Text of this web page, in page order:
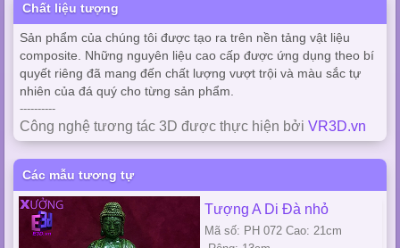
Chất liệu tượng
Sản phẩm của chúng tôi được tạo ra trên nền tảng vật liệu
composite. Những nguyên liệu cao cấp được ứng dụng theo bí
quyết riêng đã mang đến chất lượng vượt trội và màu sắc tự
nhiên của đá quý cho từng sản phẩm.
----------
Công nghệ tương tác 3D được thực hiện bởi VR3D.vn
Các mẫu tương tự
Tượng A Di Đà nhỏ
Mã số: PH 072 Cao: 21cm